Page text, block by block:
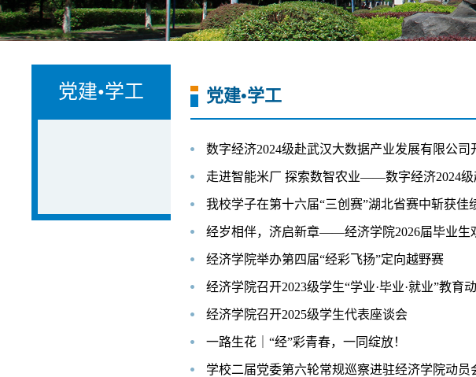
党建•学工 党建•学工
数字经济2024级赴武汉大数据产业发展有限公司
走进智能米厂 探索数智农业——数字经济2024
我校学子在第十六届“三创赛”湖北省赛中斩获佳
经岁相伴，济启新章——经济学院2026届毕业生
经济学院举办第四届“经彩飞扬”定向越野赛
经济学院召开2023级学生“学业·毕业·就业”教育
经济学院召开2025级学生代表座谈会
一路生花｜“经”彩青春，一同绽放！
学校二届党委第六轮常规巡察进驻经济学院动员